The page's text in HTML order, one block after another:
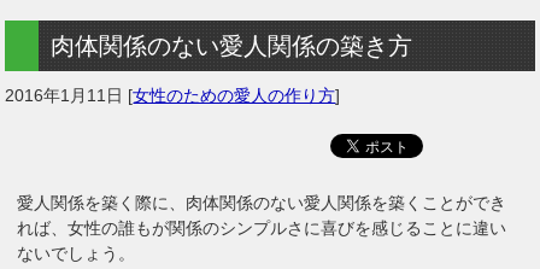
肉体関係のない愛人関係の築き方
2016年1月11日 [女性のための愛人の作り方]
愛人関係を築く際に、肉体関係のない愛人関係を築くことができ
れば、女性の誰もが関係のシンプルさに喜びを感じることに違い
ないでしょう。